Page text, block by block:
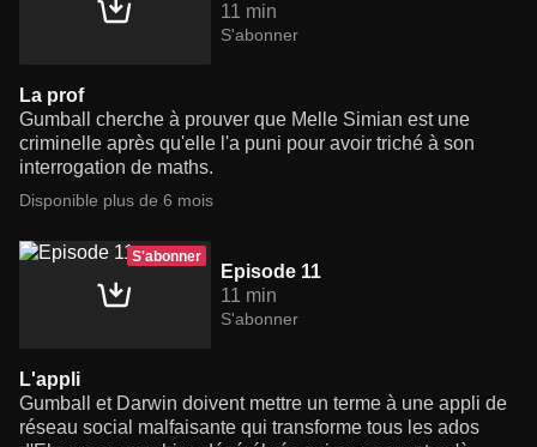
11 min
S'abonner
La prof
Gumball cherche à prouver que Melle Simian est une
criminelle après qu'elle l'a puni pour avoir triché à son
interrogation de maths.
Disponible plus de 6 mois
S'abonner
Episode 11
11 min
S'abonner
L'appli
Gumball et Darwin doivent mettre un terme à une appli de
réseau social malfaisante qui transforme tous les ados